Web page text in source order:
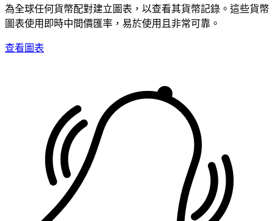
為全球任何貨幣配對建立圖表，以查看其貨幣記錄。這些貨幣
圖表使用即時中間價匯率，易於使用且非常可靠。
查看圖表